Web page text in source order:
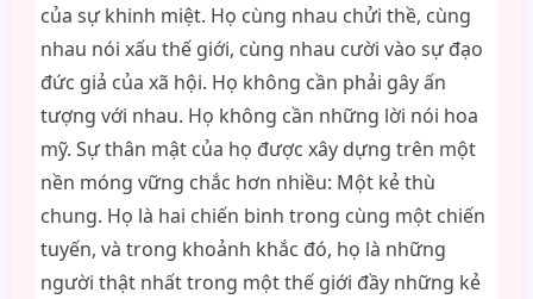
của sự khinh miệt. Họ cùng nhau chửi thề, cùng
nhau nói xấu thế giới, cùng nhau cười vào sự đạo
đức giả của xã hội. Họ không cần phải gây ấn
tượng với nhau. Họ không cần những lời nói hoa
mỹ. Sự thân mật của họ được xây dựng trên một
nền móng vững chắc hơn nhiều: Một kẻ thù
chung. Họ là hai chiến binh trong cùng một chiến
tuyến, và trong khoảnh khắc đó, họ là những
người thật nhất trong một thế giới đầy những kẻ